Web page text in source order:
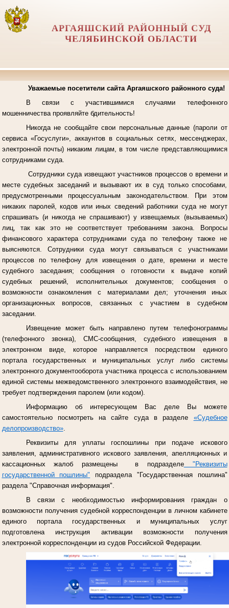
АРГАЯШСКИЙ РАЙОННЫЙ СУД
ЧЕЛЯБИНСКОЙ ОБЛАСТИ
Уважаемые посетители сайта Аргаяшского районного суда!
В связи с участившимися случаями телефонного
мошенничества проявляйте бдительность!
Никогда не сообщайте свои персональные данные (пароли от
сервиса «Госуслуги», аккаунтов в социальных сетях, мессенджерах,
электронной почты) никаким лицам, в том числе представляющимися
сотрудниками суда.
Сотрудники суда извещают участников процессов о времени и
месте судебных заседаний и вызывают их в суд только способами,
предусмотренными процессуальным законодательством. При этом
никаких паролей, кодов или иных сведений работники суда не могут
спрашивать (и никогда не спрашивают) у извещаемых (вызываемых)
лиц, так как это не соответствует требованиям закона. Вопросы
финансового характера сотрудниками суда по телефону также не
выясняются. Сотрудники суда могут связываться с участниками
процессов по телефону для извещения о дате, времени и месте
судебного заседания; сообщения о готовности к выдаче копий
судебных решений, исполнительных документов; сообщения о
возможности ознакомления с материалами дел; уточнения иных
организационных вопросов, связанных с участием в судебном
заседании.
Извещение может быть направлено путем телефонограммы
(телефонного звонка), СМС-сообщения, судебного извещения в
электронном виде, которое направляется посредством единого
портала государственных и муниципальных услуг либо системы
электронного документооборота участника процесса с использованием
единой системы межведомственного электронного взаимодействия, не
требует подтверждения паролем (или кодом).
Информацию об интересующем Вас деле Вы можете
самостоятельно посмотреть на сайте суда в разделе «Судебное
делопроизводство».
Реквизиты для уплаты госпошлины при подаче искового
заявления, административного искового заявления, апелляционных и
кассационных жалоб размещены в подразделе"Реквизиты
государственной пошлины" подраздела "Государственная пошлина"
раздела "Справочная информация".
В связи с необходимостью информирования граждан о
возможности получения судебной корреспонденции в личном кабинете
единого портала государственных и муниципальных услуг
подготовлена инструкция активации возможности получения
электронной корреспонденции из судов Российской Федерации.